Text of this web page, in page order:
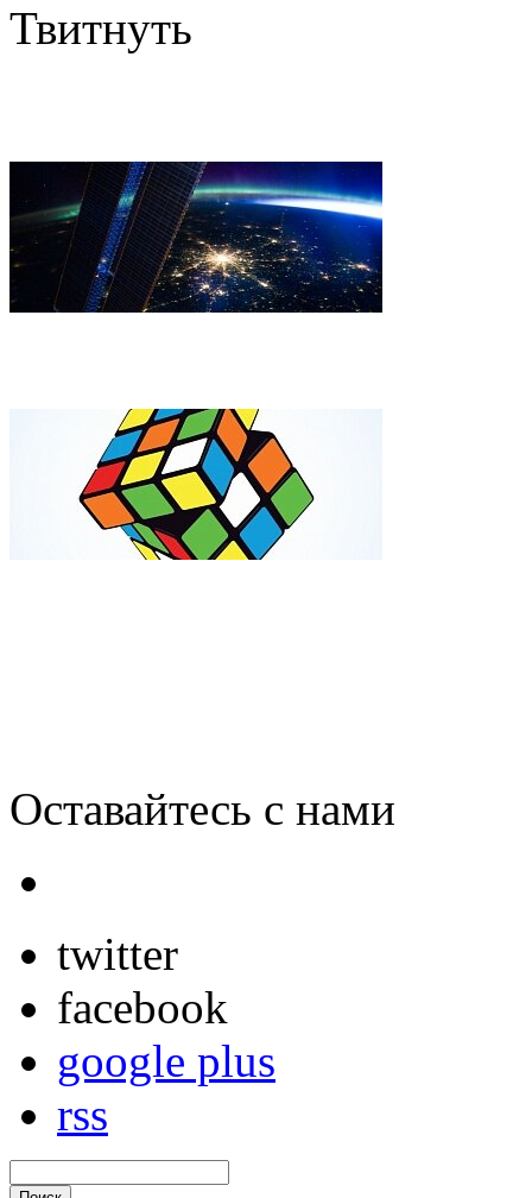
Твитнуть
Оставайтесь с нами
twitter
facebook
google plus
rss